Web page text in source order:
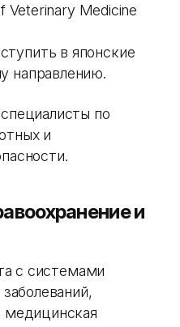
Veterinary Medicine
в японские
направлению.
по
и
и
с системами
медицинская